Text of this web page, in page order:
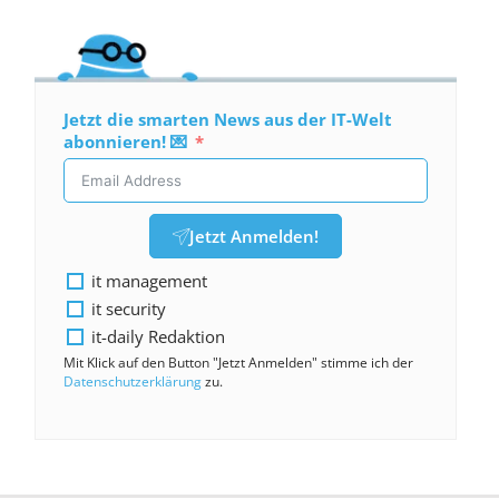
Jetzt die smarten News aus der IT-Welt
abonnieren! 💌
Jetzt Anmelden!
it management
it security
it-daily Redaktion
Mit Klick auf den Button "Jetzt Anmelden" stimme ich der
Datenschutzerklärungzu.